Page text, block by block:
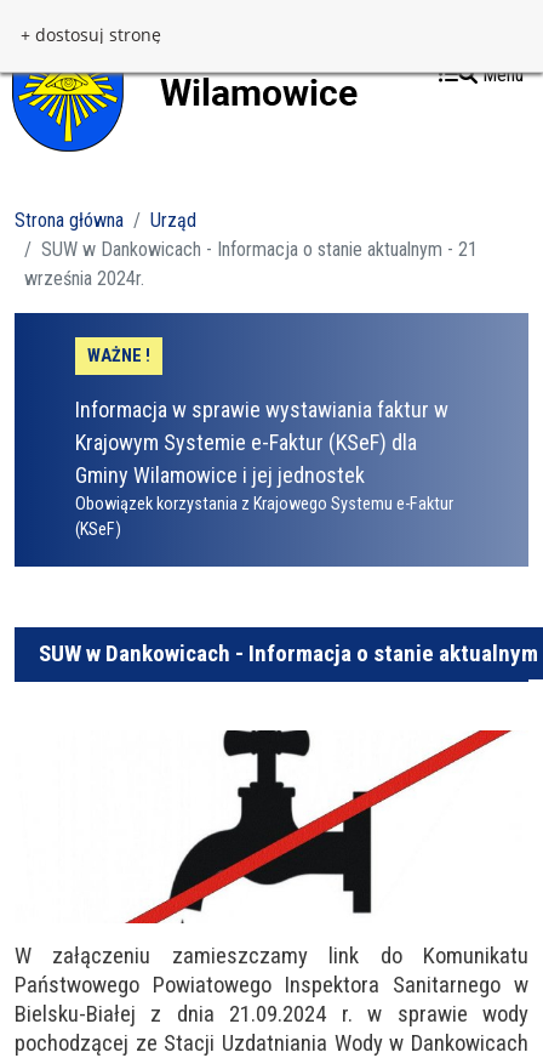
+ dostosuj stronę
Menu
Strona główna
Urząd
SUW w Dankowicach - Informacja o stanie aktualnym - 21
września 2024r.
WAŻNE !
Informacja w sprawie wystawiania faktur w
Krajowym Systemie e-Faktur (KSeF) dla
Gminy Wilamowice i jej jednostek
Obowiązek korzystania z Krajowego Systemu e-Faktur
(KSeF)
SUW w Dankowicach - Informacja o stanie
W załączeniu zamieszczamy link do Komunikatu
Państwowego Powiatowego Inspektora Sanitarnego w
Bielsku-Białej z dnia 21.09.2024 r. w sprawie wody
pochodzącej ze Stacji Uzdatniania Wody w Dankowicach